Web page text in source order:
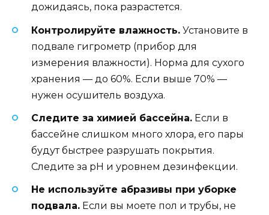
дожидаясь, пока разрастется.
Контролируйте влажность. Установите в
подвале гигрометр (прибор для
измерения влажности). Норма для сухого
хранения — до 60%. Если выше 70% —
нужен осушитель воздуха.
Следите за химией бассейна. Если в
бассейне слишком много хлора, его пары
будут быстрее разрушать покрытия.
Следите за pH и уровнем дезинфекции.
Не используйте абразивы при уборке
подвала. Если вы моете пол и трубы, не